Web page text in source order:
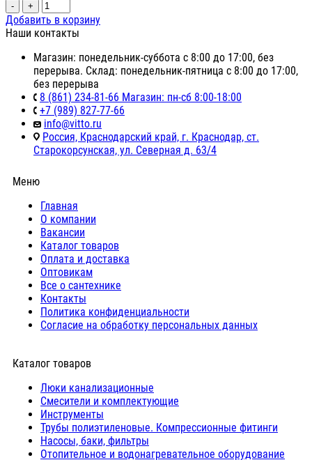
- +
Добавить в корзину
Наши контакты
Магазин: понедельник-суббота с 8:00 до 17:00, без
перерыва. Склад: понедельник-пятница с 8:00 до 17:00,
без перерыва
8 (861) 234-81-66 Магазин: пн-сб 8:00-18:00
+7 (989) 827-77-66
info@vitto.ru
Россия, Краснодарский край, г. Краснодар, ст.
Старокорсунская, ул. Северная д. 63/4
Меню
Главная
О компании
Вакансии
Каталог товаров
Оплата и доставка
Оптовикам
Все о сантехнике
Контакты
Политика конфиденциальности
Согласие на обработку персональных данных
Каталог товаров
Люки канализационные
Cмесители и комплектующие
Инструменты
Трубы полиэтиленовые. Компрессионные фитинги
Насосы, баки, фильтры
Отопительное и водонагревательное оборудование